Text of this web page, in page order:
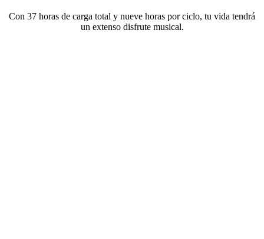
Con 37 horas de carga total y nueve horas por ciclo, tu vida tendrá
un extenso disfrute musical.